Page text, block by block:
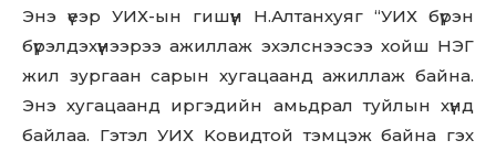
Энэ үеэр УИХ-ын гишүүн Н.Алтанхуяг “УИХ бүрэн
бүрэлдэхүүнээрээ ажиллаж эхэлснээсээ хойш НЭГ
жил зургаан сарын хугацаанд ажиллаж байна.
Энэ хугацаанд иргэдийн амьдрал туйлын хүнд
байлаа. Гэтэл УИХ Koвидтой тэмцэж байна гэх